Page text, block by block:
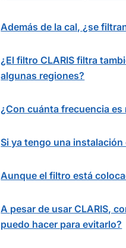
Además de la cal, ¿se
¿El filtro CLARIS filtra
algunas regiones?
¿Con cuánta frecuencia es
Si ya tengo una
Aunque el filtro está
A pesar de usar CLARIS,
puedo hacer para evitarlo?